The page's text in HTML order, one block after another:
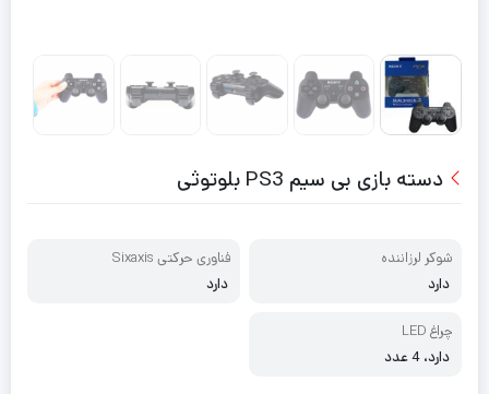
دسته بازی بی سیم PS3 بلوتوثی
شوکر لرزاننده
دارد
فناوری حرکتی Sixaxis
دارد
چراغ LED
دارد، 4 عدد